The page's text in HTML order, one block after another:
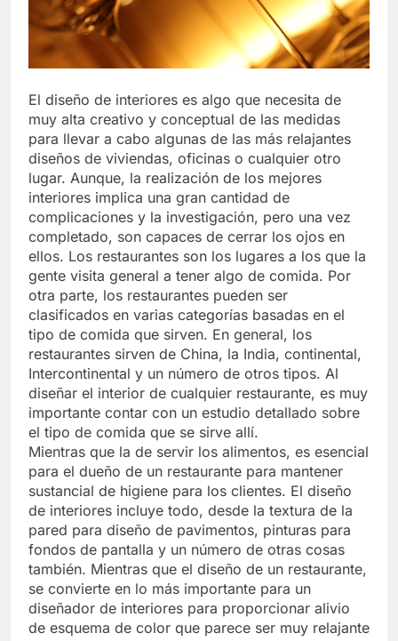
Libre
Crucero en México te
lleva a lugares
paranormales con
binoculares de visión
secuestrados
7 Años Atrás
La Inteligencia Artificial
fabrica un clip de
movimiento desde una
sola foto
7 Años Atrás
El diseño de interiores es algo que necesita de
muy alta creativo y conceptual de las medidas
para llevar a cabo algunas de las más relajantes
diseños de viviendas, oficinas o cualquier otro
lugar. Aunque, la realización de los mejores
interiores implica una gran cantidad de
complicaciones y la investigación, pero una vez
completado, son capaces de cerrar los ojos en
ellos. Los restaurantes son los lugares a los que la
gente visita general a tener algo de comida. Por
otra parte, los restaurantes pueden ser
clasificados en varias categorías basadas en el
tipo de comida que sirven. En general, los
restaurantes sirven de China, la India, continental,
Intercontinental y un número de otros tipos. Al
diseñar el interior de cualquier restaurante, es muy
importante contar con un estudio detallado sobre
el tipo de comida que se sirve allí.
Mientras que la de servir los alimentos, es esencial
para el dueño de un restaurante para mantener
sustancial de higiene para los clientes. El diseño
de interiores incluye todo, desde la textura de la
pared para diseño de pavimentos, pinturas para
fondos de pantalla y un número de otras cosas
también. Mientras que el diseño de un restaurante,
se convierte en lo más importante para un
diseñador de interiores para proporcionar alivio
de esquema de color que parece ser muy relajante